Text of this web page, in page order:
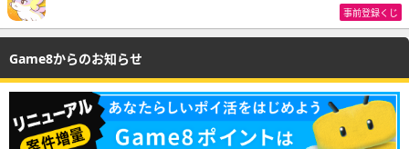
事前登録くじ
Game8からのお知らせ